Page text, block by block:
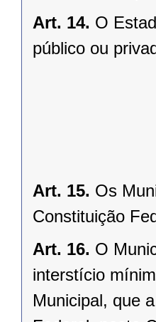
Art. 14. O
público ou
Art. 15. Os
Constituição
Art. 16. O
interstício
Municipal, que